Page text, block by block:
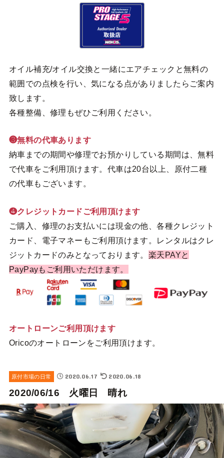
オイル補充/オイル交換と一緒にエアチェックと無料の
範囲での点検を行い、気になる点がありましたらご案内
致します。
各種整備、修理もぜひご利用ください。
❸無料の代車あります
納車までの期間や修理でお預かりしている期間は、無料
で代車をご利用頂けます。代車は20台以上、原付二種
の代車もございます。
❹クレジットカードご利用頂けます
ご購入、修理のお支払いには現金の他、各種クレジット
カード、電子マネーもご利用頂けます。レンタルはクレ
ジットカードのみとなっております。 楽天PAYと
PayPayもご利用いただけます。
オートローンご利用頂けます
Oricoのオートローンをご利用頂けます。
原付市場の日常 2020.06.17 2020.06.18
2020/06/16 火曜日 晴れ